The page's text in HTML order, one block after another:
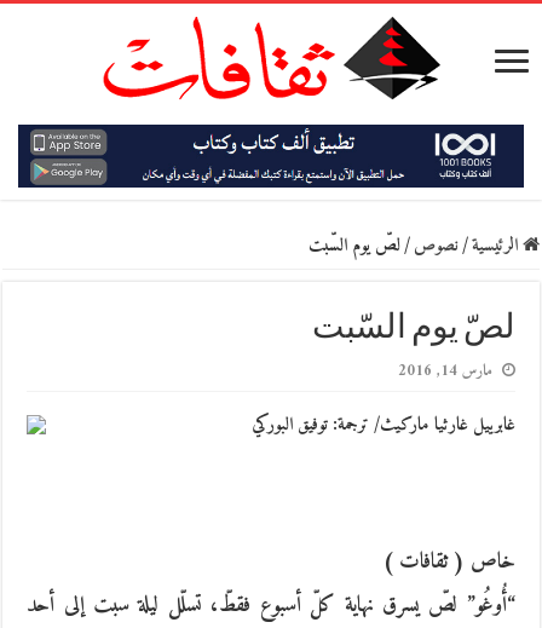
الرئيسية/نصوص/لصّ يوم السّبت
لصّ يوم السّبت
مارس 14, 2016
غابرييل غارثيا ماركيث/ ترجمة: توفيق البوركي
خاص ( ثقافات )
“أُوغُو” لصّ يسرق نهاية كلّ أسبوع فقطّ، تسلّل ليلة سبت إلى أحد